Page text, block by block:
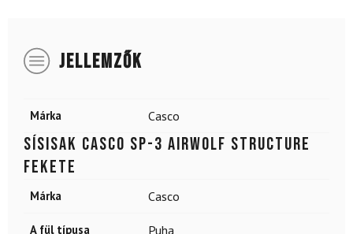
JELLEMZŐK
Márka Casco
Sísisak CASCO SP-3 Airwolf Structure
Fekete
Márka Casco
A fül típusa Puha